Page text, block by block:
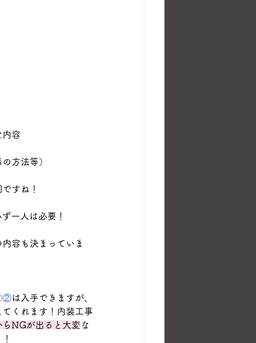
内容
方法等）
すね！
一人は必要！
容も決まっていま
②は入手できますが、
くれます！内装工事
らNGが出ると大変 な